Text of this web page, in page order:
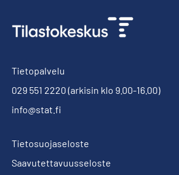
Tietopalvelu
029 551 2220 (arkisin klo 9.00-16.00)
info@stat.fi
Tietosuojaseloste
Saavutettavuusseloste